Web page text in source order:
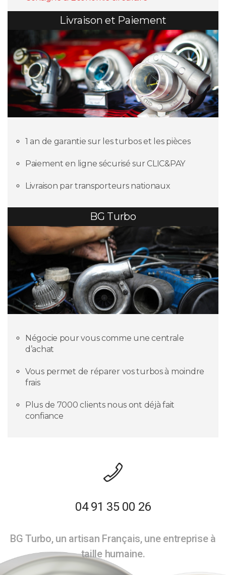
Livraison et Paiement
1 an de garantie sur les turbos et les pièces
Paiement en ligne sécurisé sur CLIC&PAY
Livraison par transporteurs nationaux
BG Turbo
Négocie pour vous comme une centrale
d’achat
Vous permet de réparer vos turbos à moindre
frais
Plus de 7000 clients nous ont déjà fait
confiance
04 91 35 00 26
BG Turbo, un artisan Français, une entreprise à
taille humaine.